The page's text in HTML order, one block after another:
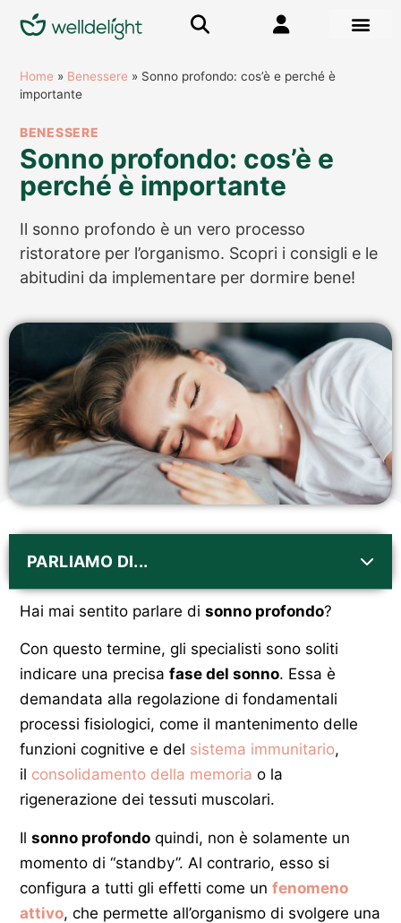
Home » Benessere » Sonno profondo: cos’è e perché è
importante
BENESSERE
Sonno profondo: cos’è e
perché è importante
Il sonno profondo è un vero processo
ristoratore per l’organismo. Scopri i consigli e le
abitudini da implementare per dormire bene!
PARLIAMO DI...
Hai mai sentito parlare di sonno profondo?
Con questo termine, gli specialisti sono soliti
indicare una precisa fase del sonno. Essa è
demandata alla regolazione di fondamentali
processi fisiologici, come il mantenimento delle
funzioni cognitive e del sistema immunitario,
il consolidamento della memoria o la
rigenerazione dei tessuti muscolari.
Il sonno profondo quindi, non è solamente un
momento di “standby”. Al contrario, esso si
configura a tutti gli effetti come un fenomeno
attivo, che permette all’organismo di svolgere una